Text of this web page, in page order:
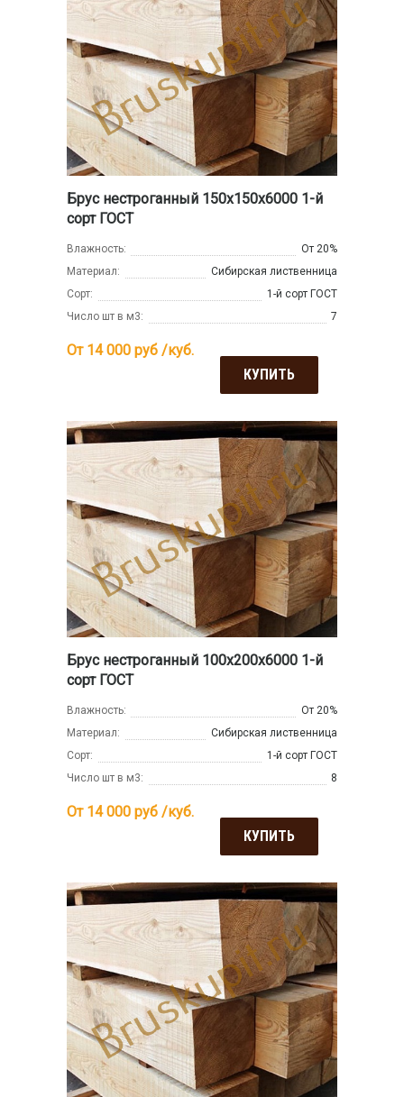
Брус нестроганный 150x150x6000 1-й
сорт ГОСТ
Влажность:
От 20%
Материал:
Сибирская лиственница
Сорт:
1-й сорт ГОСТ
Число шт в м3:
7
От 14 000 руб /куб.
КУПИТЬ
Брус нестроганный 100x200x6000 1-й
сорт ГОСТ
Влажность:
От 20%
Материал:
Сибирская лиственница
Сорт:
1-й сорт ГОСТ
Число шт в м3:
8
От 14 000 руб /куб.
КУПИТЬ